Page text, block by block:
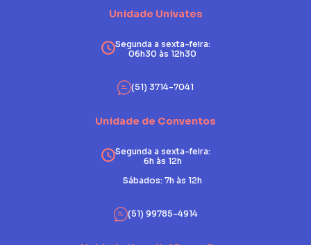
Unidade Univates
Segunda a sexta-feira:
06h30 às 12h30
(51) 3714-7041
Unidade de Conventos
Segunda a sexta-feira:
6h às 12h
Sábados: 7h às 12h
(51) 99785-4914